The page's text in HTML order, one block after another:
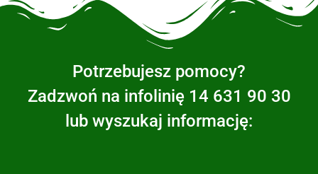
Potrzebujesz pomocy?
Zadzwoń na infolinię 14 631 90 30
lub wyszukaj informację: